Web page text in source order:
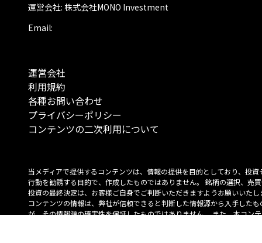
運営会社: 株式会社MONO Investment
Email:
運営会社
利用規約
各種お問い合わせ
プライバシーポリシー
コンテンツの二次利用について
当メディアで提供するコンテンツは、情報の提供を目的としており、投資
行動を勧誘する目的で、作成したものではありません。 銘柄の選択、売
投資の最終決定は、お客様ご自身でご判断いただきますようお願いいたし
コンテンツの情報は、弊社が信頼できると判断した情報源から入手したも
が、その情報源の確実性を保証したものではありません。 また、本コン